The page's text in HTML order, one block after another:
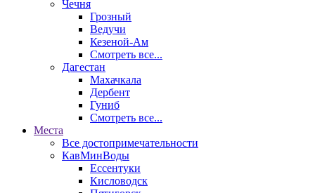
Чечня
Грозный
Ведучи
Кезеной-Ам
Смотреть все...
Дагестан
Махачкала
Дербент
Гуниб
Смотреть все...
Места
Все достопримечательности
КавМинВоды
Ессентуки
Кисловодск